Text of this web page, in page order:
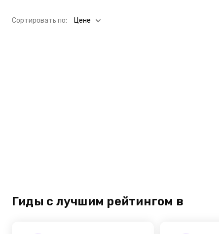
Cортировать по: Цене
Гиды с лучшим рейтингом в